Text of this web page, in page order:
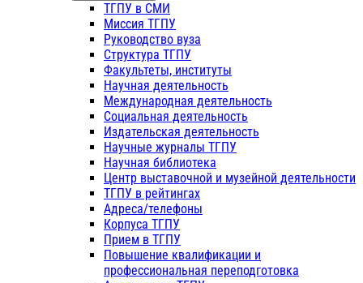
ТГПУ в СМИ
Миссия ТГПУ
Руководство вуза
Структура ТГПУ
Факультеты, институты
Научная деятельность
Международная деятельность
Социальная деятельность
Издательская деятельность
Научные журналы ТГПУ
Научная библиотека
Центр выставочной и музейной деятельности
ТГПУ в рейтингах
Адреса/телефоны
Корпуса ТГПУ
Прием в ТГПУ
Повышение квалификации и
профессиональная переподготовка